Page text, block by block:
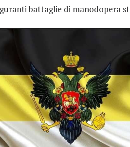
battaglie di manodopera